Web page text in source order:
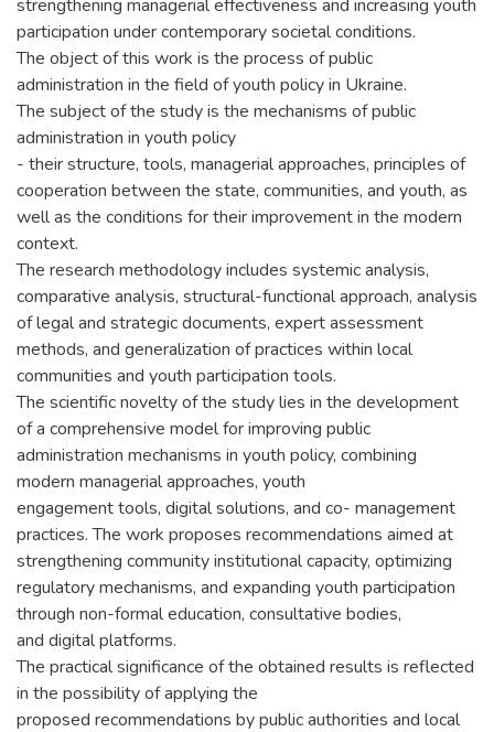
strengthening managerial effectiveness and increasing youth
participation under contemporary societal conditions.
The object of this work is the process of public
administration in the field of youth policy in Ukraine.
The subject of the study is the mechanisms of public
administration in youth policy
- their structure, tools, managerial approaches, principles of
cooperation between the state, communities, and youth, as
well as the conditions for their improvement in the modern
context.
The research methodology includes systemic analysis,
comparative analysis, structural-functional approach, analysis
of legal and strategic documents, expert assessment
methods, and generalization of practices within local
communities and youth participation tools.
The scientific novelty of the study lies in the development
of a comprehensive model for improving public
administration mechanisms in youth policy, combining
modern managerial approaches, youth
engagement tools, digital solutions, and co- management
practices. The work proposes recommendations aimed at
strengthening community institutional capacity, optimizing
regulatory mechanisms, and expanding youth participation
through non-formal education, consultative bodies,
and digital platforms.
The practical significance of the obtained results is reflected
in the possibility of applying the
proposed recommendations by public authorities and local